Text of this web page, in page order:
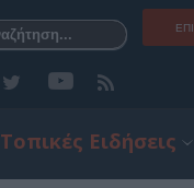
Τοπικές Ειδήσεις